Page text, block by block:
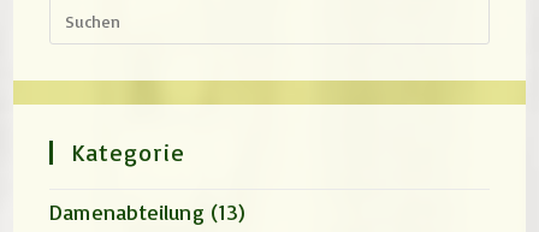
Kategorie
Damenabteilung (13)